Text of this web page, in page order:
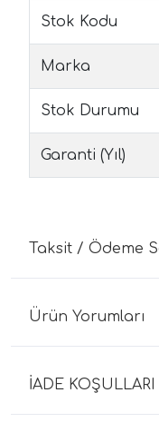
Stok Kodu
Marka
Stok Durumu
Garanti (Yıl)
Taksit / Ödeme
Ürün Yorumları
İADE KOŞULLARI